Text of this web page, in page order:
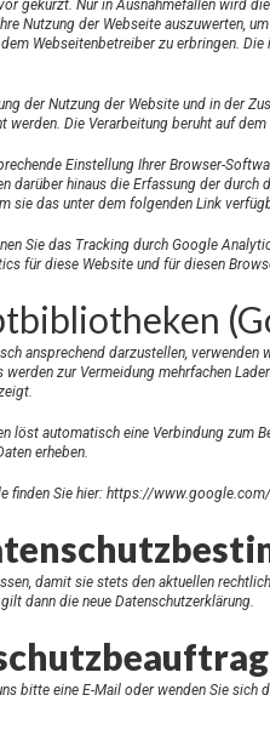
gekürzt. Nur in Ausnahmefällen wird
Nutzung der Webseite auszuwerten,
Webseitenbetreiber zu erbringen.
der Nutzung der Website und in der
Die Verarbeitung beruht auf
Einstellung Ihrer Browser-
darüber hinaus die Erfassung der
sie das unter dem folgenden Link
Sie das Tracking durch Google
für diese Website und für diesen
ansprechend darzustellen,
werden zur Vermeidung mehrfachen
automatisch eine Verbindung zum
erheben.
finden Sie hier: https://
damit sie stets den aktuellen
dann die neue Datenschutzerklärung.
bitte eine E-Mail oder wenden Sie